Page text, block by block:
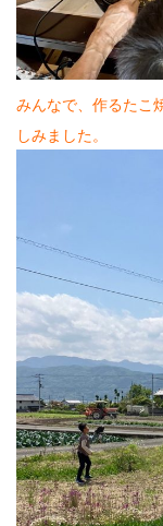
みんなで、作るたこ
しみました。